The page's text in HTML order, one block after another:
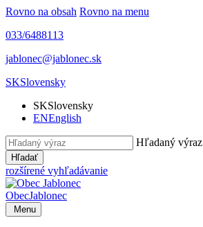
Rovno na obsah Rovno na menu
033/6488113
jablonec@jablonec.sk
SKSlovensky
SKSlovensky
ENEnglish
Hľadaný výraz
Hľadať
rozšírené vyhľadávanie
ObecJablonec
Menu